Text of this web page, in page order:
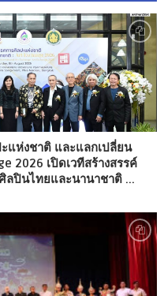
แห่งชาติ และแลกเปลี่ยน
2026 เปิดเวทีสร้างสรรค์
ลปินไทยและนานาชาติ ...